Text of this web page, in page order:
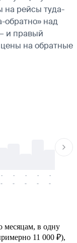
на рейсы туда-
обратно» над
и правый
на обратные
-
-
-
-
-
-
-
-
-
-
месяцам, в одну
11 000 ₽),